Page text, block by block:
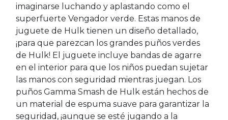
imaginarse luchando y aplastando como el
superfuerte Vengador verde. Estas manos de
juguete de Hulk tienen un diseño detallado,
¡para que parezcan los grandes puños verdes
de Hulk! El juguete incluye bandas de agarre
en el interior para que los niños puedan sujetar
las manos con seguridad mientras juegan. Los
puños Gamma Smash de Hulk están hechos de
un material de espuma suave para garantizar la
seguridad, ¡aunque se esté jugando a la